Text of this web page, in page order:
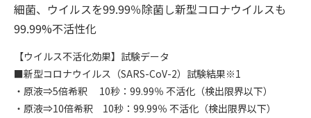
細菌、ウイルスを99.99％除菌し新型コロナウイルスも
99.99%不活性化
【ウイルス不活化効果】試験データ
■新型コロナウイルス（SARS-CoV-2）試験結果※1
・原液⇒5倍希釈 10秒：99.99％ 不活化（検出限界以下）
・原液⇒10倍希釈 10秒：99.99％ 不活化（検出限界以下）